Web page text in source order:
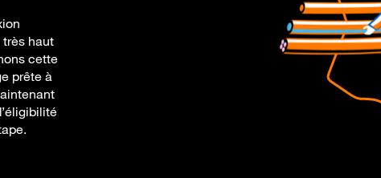
très haut
cette
prête à